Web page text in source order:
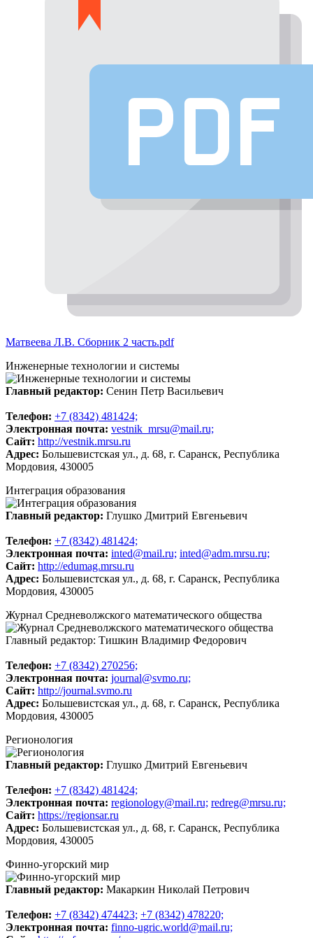
Матвеева Л.В. Сборник 2 часть.pdf
Инженерные технологии и системы
Главный редактор: Сенин Петр Васильевич
Телeфон: +7 (8342) 481424;
Электронная почта: vestnik_mrsu@mail.ru;
Сайт: http://vestnik.mrsu.ru
Адрес: Большевистская ул., д. 68, г. Саранск, Республика
Мордовия, 430005
Интеграция образования
Главный редактор: Глушко Дмитрий Евгеньевич
Телeфон: +7 (8342) 481424;
Электронная почта: inted@mail.ru; inted@adm.mrsu.ru;
Сайт: http://edumag.mrsu.ru
Адрес: Большевистская ул., д. 68, г. Саранск, Республика
Мордовия, 430005
Журнал Средневолжского математического общества
Главный редактор: Тишкин Владимир Федорович
Телeфон: +7 (8342) 270256;
Электронная почта: journal@svmo.ru;
Сайт: http://journal.svmo.ru
Адрес: Большевистская ул., д. 68, г. Саранск, Республика
Мордовия, 430005
Регионология
Главный редактор: Глушко Дмитрий Евгеньевич
Телeфон: +7 (8342) 481424;
Электронная почта: regionology@mail.ru; redreg@mrsu.ru;
Сайт: https://regionsar.ru
Адрес: Большевистская ул., д. 68, г. Саранск, Республика
Мордовия, 430005
Финно-угорский мир
Главный редактор: Макаркин Николай Петрович
Телeфон: +7 (8342) 474423; +7 (8342) 478220;
Электронная почта: finno-ugric.world@mail.ru;